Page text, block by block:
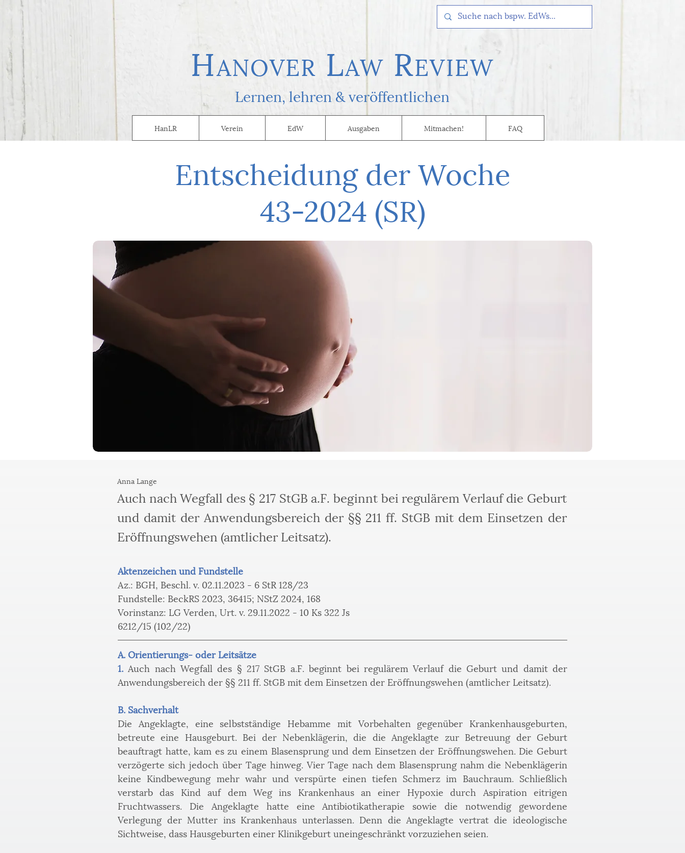
HanLR Verein EdW Ausgaben Mitmachen! FAQ
HANOVER LAW REVIEW
Lernen, lehren & veröffentlichen
Entscheidung der Woche
43-2024 (SR)
Anna Lange
Auch nach Wegfall des § 217 StGB a.F. beginnt bei regulärem Verlauf die Geburt
und damit der Anwendungsbereich der §§ 211 ff. StGB mit dem Einsetzen der
Eröffnungswehen (amtlicher Leitsatz).
Aktenzeichen und Fundstelle
Az.: BGH, Beschl. v. 02.11.2023 - 6 StR 128/23
Fundstelle: BeckRS 2023, 36415; NStZ 2024, 168
Vorinstanz: LG Verden, Urt. v. 29.11.2022 - 10 Ks 322 Js
6212/15 (102/22)
A. Orientierungs- oder Leitsätze
1. Auch nach Wegfall des § 217 StGB a.F. beginnt bei regulärem Verlauf die Geburt und damit der
Anwendungsbereich der §§ 211 ff. StGB mit dem Einsetzen der Eröffnungswehen (amtlicher Leitsatz).
B. Sachverhalt
Die Angeklagte, eine selbstständige Hebamme mit Vorbehalten gegenüber Krankenhausgeburten,
betreute eine Hausgeburt. Bei der Nebenklägerin, die die Angeklagte zur Betreuung der Geburt
beauftragt hatte, kam es zu einem Blasensprung und dem Einsetzen der Eröffnungswehen. Die Geburt
verzögerte sich jedoch über Tage hinweg. Vier Tage nach dem Blasensprung nahm die Nebenklägerin
keine Kindbewegung mehr wahr und verspürte einen tiefen Schmerz im Bauchraum. Schließlich
verstarb das Kind auf dem Weg ins Krankenhaus an einer Hypoxie durch Aspiration eitrigen
Fruchtwassers. Die Angeklagte hatte eine Antibiotikatherapie sowie die notwendig gewordene
Verlegung der Mutter ins Krankenhaus unterlassen. Denn die Angeklagte vertrat die ideologische
Sichtweise, dass Hausgeburten einer Klinikgeburt uneingeschränkt vorzuziehen seien.